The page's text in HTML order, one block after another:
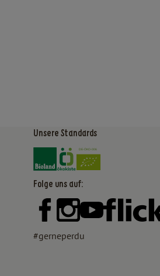
Unsere Standards
Externer Link zu https://
Externer Link zu
Folge uns auf:
Externer Link zu https://
Externer Link zu
Externer Link
#gerneperdu